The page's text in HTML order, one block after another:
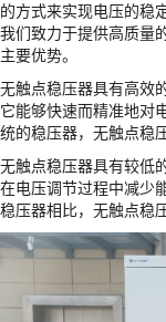
的方式来实现电压的稳
我们致力于提供高质量
主要优势。
无触点稳压器具有高效
它能够快速而精准地对
统的稳压器，无触点稳
无触点稳压器具有较低
在电压调节过程中减少
稳压器相比，无触点稳